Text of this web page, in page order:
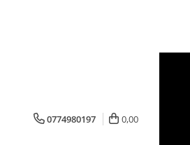
0774980197 0,00